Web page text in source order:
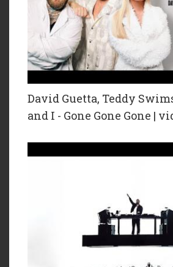
David Guetta, Teddy
and I - Gone Gone Gone |